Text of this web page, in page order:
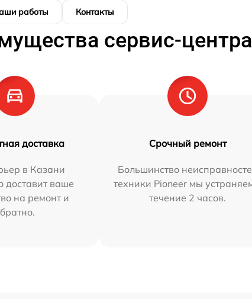
работы Контакты
сервис-центра
доставка
в Казани
доставит ваше
на ремонт и
Срочный ремонт
Большинство
техники Pioneer мы
течение 2 часов.